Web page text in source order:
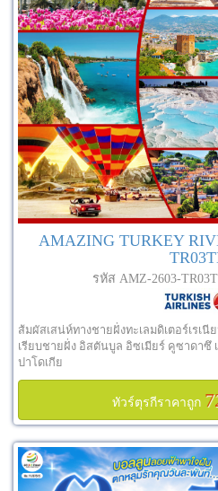
AMAZING TURKEY
รหัส AMZ-2603-
ส้มผัสเสน่ห์ทางชายฝั่งทะเลมดิเตอร์เรเ
เรียบชายฝั่ง อิสตันบูล อิซเมียร์ คูซาดาซึ
ปาโดเกีย
ทัวร์ตุรกีราคาถูก